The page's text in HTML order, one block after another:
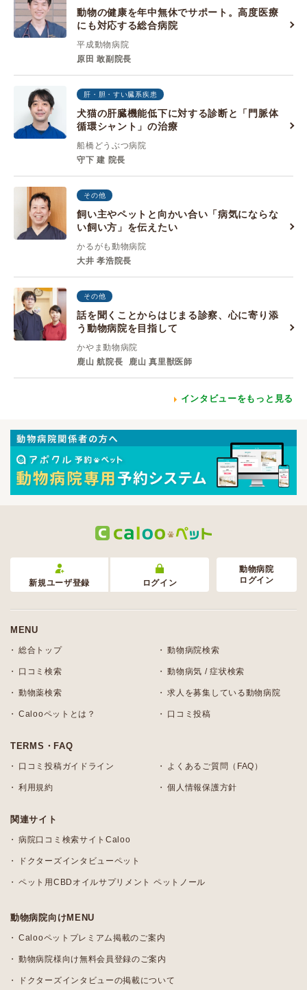
動物の健康を年中無休でサポート。高度医療
にも対応する総合病院
平成動物病院
原田 敢副院長
肝・胆・すい臓系疾患
犬猫の肝臓機能低下に対する診断と「門脈体
循環シャント」の治療
船橋どうぶつ病院
守下 建 院長
その他
飼い主やペットと向かい合い「病気にならな
い飼い方」を伝えたい
かるがも動物病院
大井 孝浩院長
その他
話を聞くことからはじまる診察、心に寄り添
う動物病院を目指して
かやま動物病院
鹿山 航院長
鹿山 真里獣医師
インタビューをもっと見る
新規ユーザ登録 ログイン
動物病院
ログイン
MENU
総合トップ 動物病院検索
口コミ検索 動物病気 / 症状検索
動物薬検索 求人を募集している動物病院
Calooペットとは？ 口コミ投稿
TERMS・FAQ
口コミ投稿ガイドライン よくあるご質問（FAQ）
利用規約 個人情報保護方針
関連サイト
病院口コミ検索サイトCaloo
ドクターズインタビューペット
ペット用CBDオイルサプリメント ペットノール
動物病院向けMENU
Calooペットプレミアム掲載のご案内
動物病院様向け無料会員登録のご案内
ドクターズインタビューの掲載について